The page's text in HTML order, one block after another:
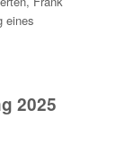
eines
2025